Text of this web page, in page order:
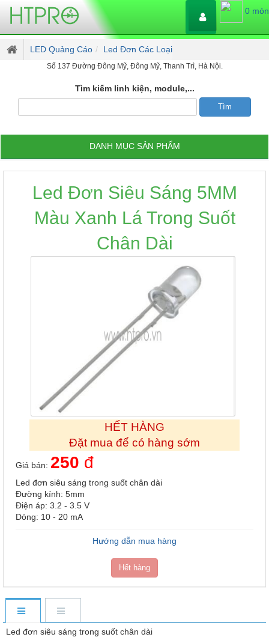
0 món
LED Quảng Cáo Led Đơn Các Loại
Số 137 Đường Đông Mỹ, Đông Mỹ, Thanh Trì, Hà Nội.
Tìm kiếm linh kiện, module,...
DANH MỤC SẢN PHẨM
Led Đơn Siêu Sáng 5MM
Màu Xanh Lá Trong Suốt
Chân Dài
HẾT HÀNG
Đặt mua để có hàng sớm
Giá bán: 250 đ
Led đơn siêu sáng trong suốt chân dài
Đường kính: 5mm
Điện áp: 3.2 - 3.5 V
Dòng: 10 - 20 mA
Hướng dẫn mua hàng
Hết hàng
Led đơn siêu sáng trong suốt chân dài